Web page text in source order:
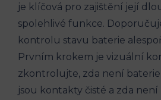
je klíčová pro zajištění její
spolehlivé funkce.
kontrolu stavu baterie
Prvním krokem je vizuální
zkontrolujte, zda není baterie
jsou kontakty čisté a zda